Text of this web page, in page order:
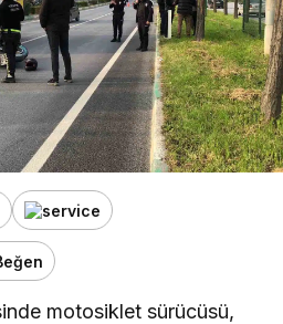
motosiklet sürücüsü,